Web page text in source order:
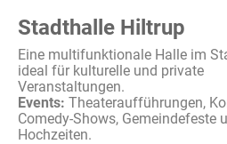
Stadthalle Hiltrup
Eine multifunktionale Halle im
ideal für kulturelle und private
Veranstaltungen.
Events: Theateraufführungen,
Comedy-Shows, Gemeindefeste
Hochzeiten.